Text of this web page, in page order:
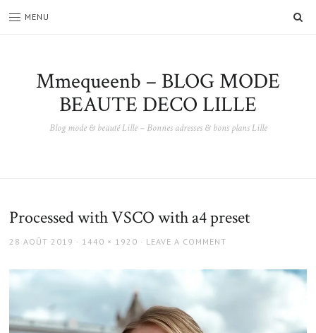
MENU
Mmequeenb – BLOG MODE
BEAUTE DECO LILLE
Blog mode & beauté Lille – Bonnes adresses & bons plans Lille
Processed with VSCO with a4 preset
POSTED
28 AOÛT 2019
FULL
1440 × 1920 LEAVE A COMMENT